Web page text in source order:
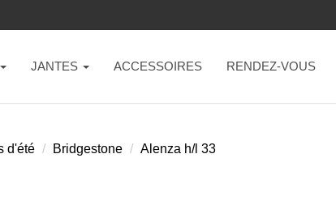
JANTES ACCESSOIRES RENDEZ-VOUS
d'été Bridgestone Alenza h/l 33